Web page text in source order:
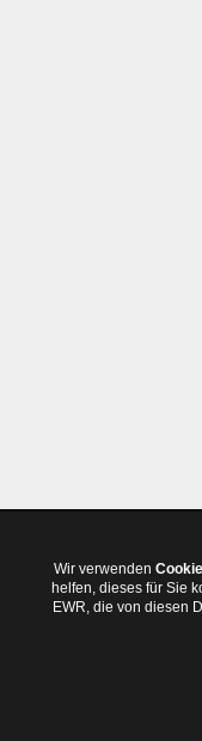
Wir verwenden
helfen, dieses für Sie
EWR, die von diesen